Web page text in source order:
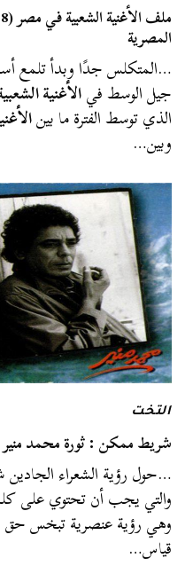
المصرية
…المتكلس جدًا وبدأ تلمع
جيل الوسط فيالأغنية
الذي توسط الفترة ما بين
وبين…
التخت
شريط ممكن : ثورة محمد منير
…حول رؤية الشعراء
والتي يجب أن تحتوي على
وهي رؤية عنصرية تبخس حق
قياس…